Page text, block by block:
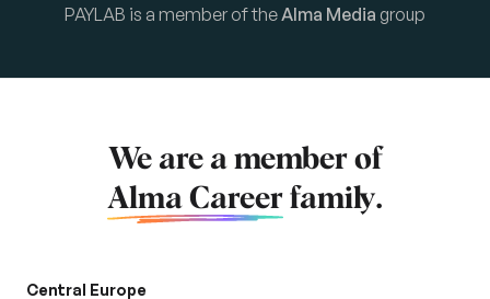
PAYLAB is a member of theAlma Media group
We are a member of
Alma Career family.
Central Europe